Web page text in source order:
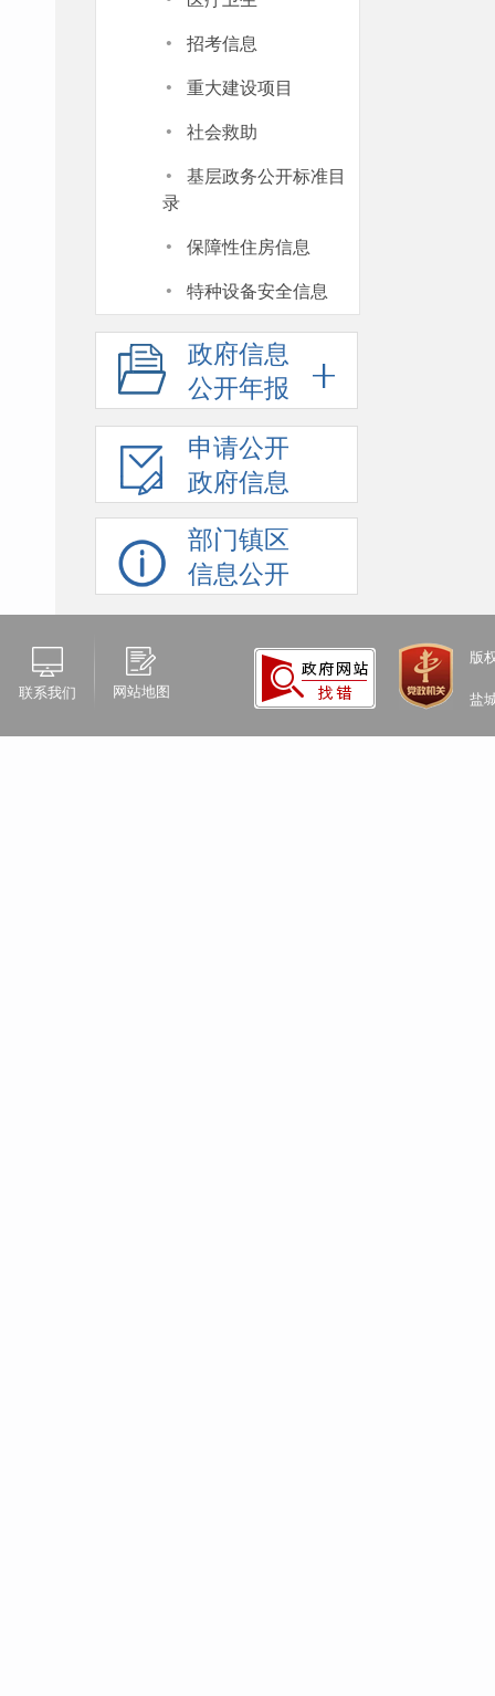
· 招考信息
· 重大建设项目
· 社会救助
·
基层政务公开标准目
录
· 保障性住房信息
· 特种设备安全信息
政府信息
公开年报
申请公开
政府信息
部门镇区
信息公开
联系我们 网站地图
版
盐